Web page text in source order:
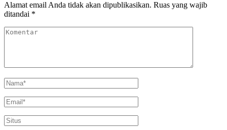
Alamat email Anda tidak akan dipublikasikan. Ruas yang wajib
ditandai *